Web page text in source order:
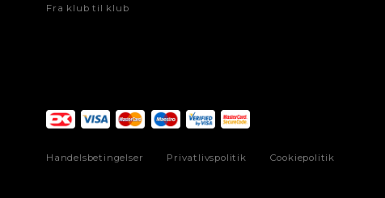
Fra klub til klub
Handelsbetingelser Privatlivspolitik Cookiepolitik